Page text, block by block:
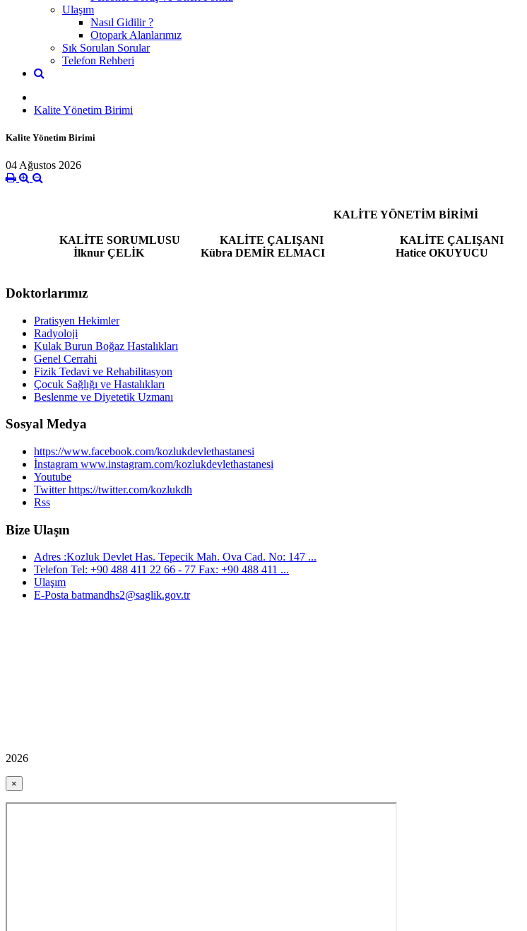
Ulaşım
Nasıl Gidilir ?
Otopark Alanlarımız
Sık Sorulan Sorular
Telefon Rehberi
Kalite Yönetim Birimi
Kalite Yönetim Birimi
04 Ağustos 2026
KALİTE YÖNETİM BİRİMİ
KALİTE SORUMLUSU KALİTE ÇALIŞANI
KALİTE ÇALIŞANI
İlknur ÇELİK
Kübra DEMİR ELMACI Hatice OKUYUCU
Doktorlarımız
Pratisyen Hekimler
Radyoloji
Kulak Burun Boğaz Hastalıkları
Genel Cerrahi
Fizik Tedavi ve Rehabilitasyon
Çocuk Sağlığı ve Hastalıkları
Beslenme ve Diyetetik Uzmanı
Sosyal Medya
https://www.facebook.com/kozlukdevlethastanesi
İnstagram www.instagram.com/kozlukdevlethastanesi
Youtube
Twitter https://twitter.com/kozlukdh
Rss
Bize Ulaşın
Adres :Kozluk Devlet Has. Tepecik Mah. Ova Cad. No: 147 ...
Telefon Tel: +90 488 411 22 66 - 77 Fax: +90 488 411 ...
Ulaşım
E-Posta batmandhs2@saglik.gov.tr
2026
×